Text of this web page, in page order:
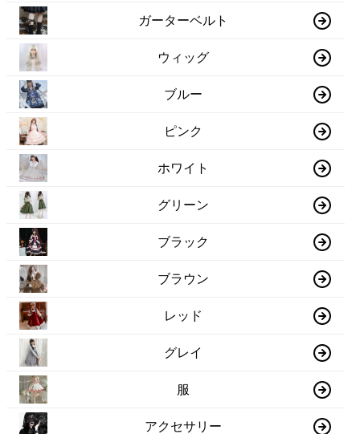
ガーターベルト
ウィッグ
ブルー
ピンク
ホワイト
グリーン
ブラック
ブラウン
レッド
グレイ
服
アクセサリー